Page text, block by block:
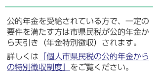
公的年金を受給されている方で、一定の
要件を満たす方は市県民税が公的年金か
ら天引き（年金特別徴収）されます。
詳しくは 「個人市県民税の公的年金から
の特別徴収制度」 をご覧ください。